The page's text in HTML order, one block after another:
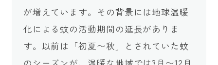
が増えています。その背景には地球温暖
化による蚊の活動期間の延長がありま
す。以前は「初夏〜秋」とされていた蚊